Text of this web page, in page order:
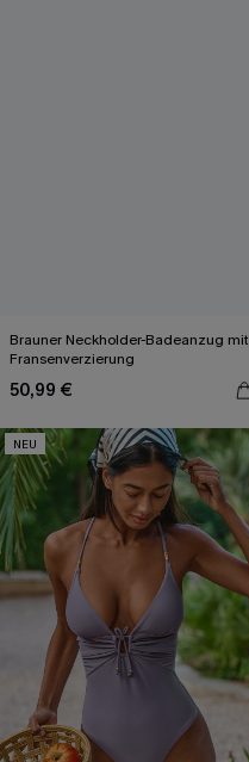
Brauner Neckholder-Badeanzug mit
Fransenverzierung
50,99 €
NEU